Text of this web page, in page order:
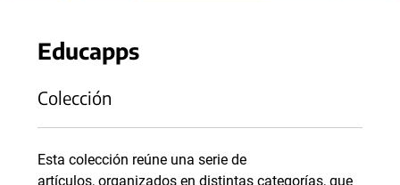
Educapps
Colección
Esta colección reúne una serie de
artículos, organizados en distintas categorías, que